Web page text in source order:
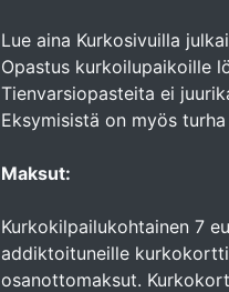
Lue aina Kurkosivuilla
Opastus kurkoilupaikoille
Tienvarsiopasteita ei
Eksymisistä on myös
Maksut:
Kurkokilpailukohtainen 7
addiktoituneille
osanottomaksut.